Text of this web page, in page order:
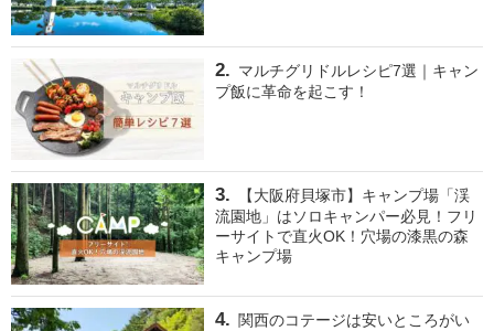
マルチグリドルレシピ7選｜キャン
プ飯に革命を起こす！
【大阪府貝塚市】キャンプ場「渓
流園地」はソロキャンパー必見！フリ
ーサイトで直火OK！穴場の漆黒の森
キャンプ場
関西のコテージは安いところがい